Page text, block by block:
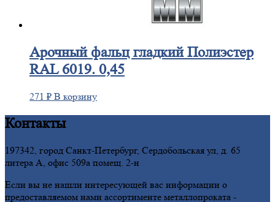
Арочныйфальц гладкий Полиэстер
RAL 6019. 0,45
271 ₽ В корзину
Контакты
197342, город Санкт-Петербург, Сердобольская ул, д. 65
литера А, офис 509а помещ. 2-н
Если вы не нашли интересующей вас информации о
предоставляемом нами ассортименте металлопроката -